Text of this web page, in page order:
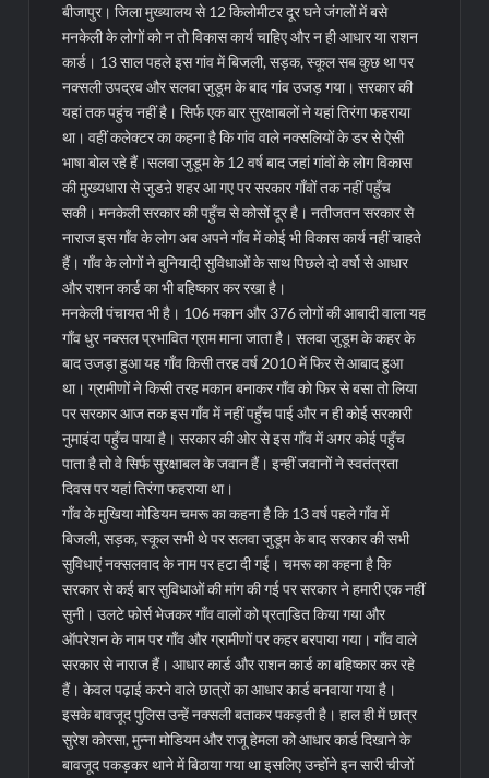
बीजापुर। जिला मुख्यालय से 12 किलोमीटर दूर घने जंगलों में बसे
मनकेली के लोगों को न तो विकास कार्य चाहिए और न ही आधार या राशन
कार्ड। 13 साल पहले इस गांव में बिजली, सड़क, स्कूल सब कुछ था पर
नक्सली उपद्रव और सलवा जुडूम के बाद गांव उजड़ गया। सरकार की
यहां तक पहुंच नहीं है। सिर्फ एक बार सुरक्षाबलों ने यहां तिरंगा फहराया
था। वहीं कलेक्टर का कहना है कि गांव वाले नक्सलियों के डर से ऐसी
भाषा बोल रहे हैं।सलवा जुडूम के 12 वर्ष बाद जहां गांवों के लोग विकास
की मुख्यधारा से जुडऩे शहर आ गए पर सरकार गाँवों तक नहीं पहुँच
सकी। मनकेली सरकार की पहुँच से कोसों दूर है। नतीजतन सरकार से
नाराज इस गाँव के लोग अब अपने गाँव में कोई भी विकास कार्य नहीं चाहते
हैं। गाँव के लोगों ने बुनियादी सुविधाओं के साथ पिछले दो वर्षो से आधार
और राशन कार्ड का भी बहिष्कार कर रखा है।
मनकेली पंचायत भी है। 106 मकान और 376 लोगों की आबादी वाला यह
गाँव धुर नक्सल प्रभावित ग्राम माना जाता है। सलवा जुडूम के कहर के
बाद उजड़ा हुआ यह गाँव किसी तरह वर्ष 2010 में फिर से आबाद हुआ
था। ग्रामीणों ने किसी तरह मकान बनाकर गाँव को फिर से बसा तो लिया
पर सरकार आज तक इस गाँव में नहीं पहुँच पाई और न ही कोई सरकारी
नुमाइंदा पहुँच पाया है। सरकार की ओर से इस गाँव में अगर कोई पहुँच
पाता है तो वे सिर्फ सुरक्षाबल के जवान हैं। इन्हीं जवानों ने स्वतंत्रता
दिवस पर यहां तिरंगा फहराया था।
गाँव के मुखिया मोडियम चमरू का कहना है कि 13 वर्ष पहले गाँव में
बिजली, सड़क, स्कूल सभी थे पर सलवा जुडूम के बाद सरकार की सभी
सुविधाएं नक्सलवाद के नाम पर हटा दी गई। चमरू का कहना है कि
सरकार से कई बार सुविधाओं की मांग की गई पर सरकार ने हमारी एक नहीं
सुनी। उलटे फोर्स भेजकर गाँव वालों को प्रताडि़त किया गया और
ऑपरेशन के नाम पर गाँव और ग्रामीणों पर कहर बरपाया गया। गाँव वाले
सरकार से नाराज हैं। आधार कार्ड और राशन कार्ड का बहिष्कार कर रहे
हैं। केवल पढ़ाई करने वाले छात्रों का आधार कार्ड बनवाया गया है।
इसके बावजूद पुलिस उन्हें नक्सली बताकर पकड़ती है। हाल ही में छात्र
सुरेश कोरसा, मुन्ना मोडियम और राजू हेमला को आधार कार्ड दिखाने के
बावजूद पकड़कर थाने में बिठाया गया था इसलिए उन्होंने इन सारी चीजों